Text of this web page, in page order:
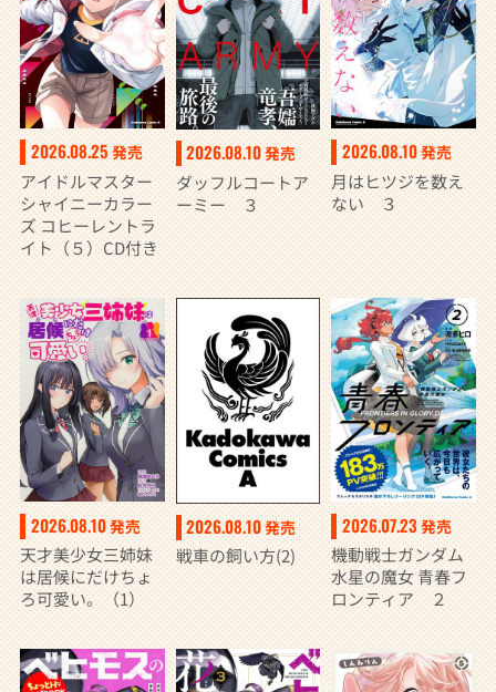
2026.08.25 発売
アイドルマスター
シャイニーカラー
ズ コヒーレントラ
イト（５）CD付き
2026.08.10発売
ダッフルコートア
ーミー ３
2026.08.10発売
月はヒツジを数え
ない ３
2026.08.10発売
天才美少女三姉妹
は居候にだけちょ
ろ可愛い。（1）
2026.08.10発売
戦車の飼い方(2)
2026.07.23 発売
機動戦士ガンダム
水星の魔女 青春フ
ロンティア ２